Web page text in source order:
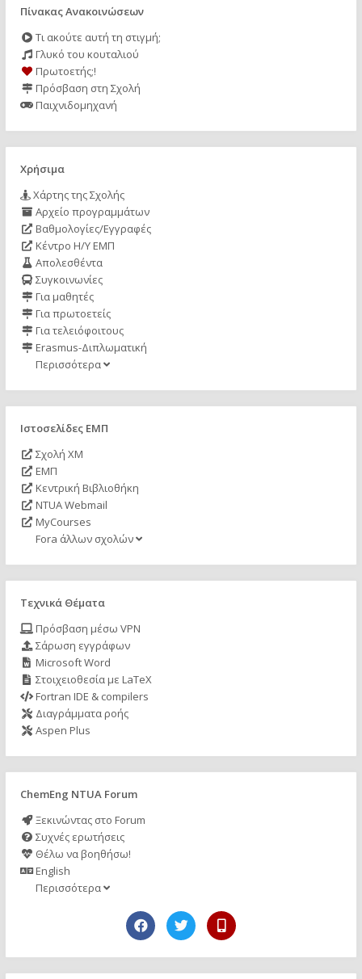
Πίνακας Ανακοινώσεων
Τι ακούτε αυτή τη στιγμή;
Γλυκό του κουταλιού
Πρωτοετής;!
Πρόσβαση στη Σχολή
Παιχνιδομηχανή
Χρήσιμα
Χάρτης της Σχολής
Αρχείο προγραμμάτων
Βαθμολογίες/Εγγραφές
Κέντρο Η/Υ ΕΜΠ
Απολεσθέντα
Συγκοινωνίες
Για μαθητές
Για πρωτοετείς
Για τελειόφοιτους
Erasmus-Διπλωματική
Περισσότερα
Ιστοσελίδες ΕΜΠ
Σχολή ΧΜ
ΕΜΠ
Κεντρική Βιβλιοθήκη
NTUA Webmail
MyCourses
Fora άλλων σχολών
Τεχνικά Θέματα
Πρόσβαση μέσω VPN
Σάρωση εγγράφων
Microsoft Word
Στοιχειοθεσία με LaTeX
Fortran IDE & compilers
Διαγράμματα ροής
Aspen Plus
ChemEng NTUA Forum
Ξεκινώντας στο Forum
Συχνές ερωτήσεις
Θέλω να βοηθήσω!
English
Περισσότερα